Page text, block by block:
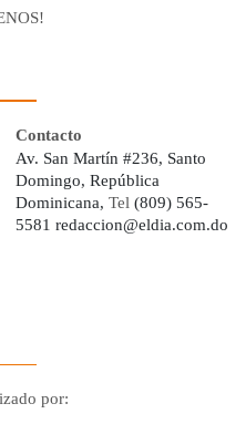
Contacto
Av. San Martín #236, Santo
Domingo, República
Dominicana, Tel (809) 565-
5581 redaccion@eldia.com.do
por: